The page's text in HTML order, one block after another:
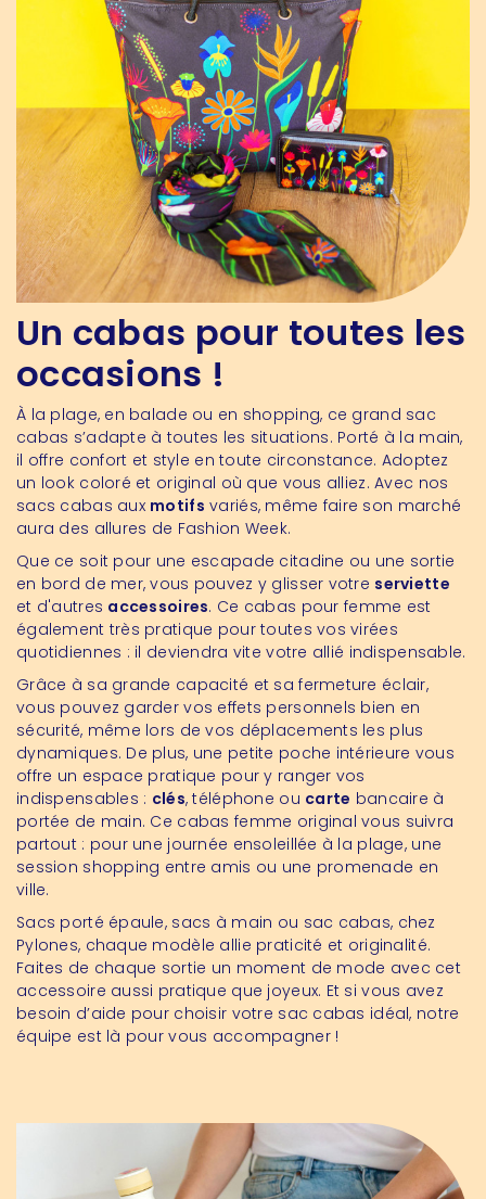
Un cabas pour toutes les
occasions !
À la plage, en balade ou en shopping, ce grand sac
cabas s’adapte à toutes les situations. Porté à la main,
il offre confort et style en toute circonstance. Adoptez
un look coloré et original où que vous alliez. Avec nos
sacs cabas aux motifs variés, même faire son marché
aura des allures de Fashion Week.
Que ce soit pour une escapade citadine ou une sortie
en bord de mer, vous pouvez y glisser votre serviette
et d'autres accessoires. Ce cabas pour femme est
également très pratique pour toutes vos virées
quotidiennes : il deviendra vite votre allié indispensable.
Grâce à sa grande capacité et sa fermeture éclair,
vous pouvez garder vos effets personnels bien en
sécurité, même lors de vos déplacements les plus
dynamiques. De plus, une petite poche intérieure vous
offre un espace pratique pour y ranger vos
indispensables : clés, téléphone ou carte bancaire à
portée de main. Ce cabas femme original vous suivra
partout : pour une journée ensoleillée à la plage, une
session shopping entre amis ou une promenade en
ville.
Sacs porté épaule, sacs à main ou sac cabas, chez
Pylones, chaque modèle allie praticité et originalité.
Faites de chaque sortie un moment de mode avec cet
accessoire aussi pratique que joyeux. Et si vous avez
besoin d’aide pour choisir votre sac cabas idéal, notre
équipe est là pour vous accompagner !